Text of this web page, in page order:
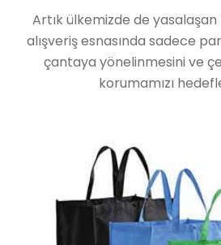
Artık ülkemizde de
alışveriş esnasında sadece
çantaya yönelinmesini ve
korumamızı